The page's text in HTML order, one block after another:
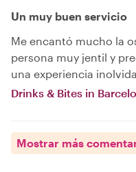
Un muy buen servicio
Me encantó mucho la
persona muy jentil y
una experiencia
Drinks & Bites in
Mostrar más